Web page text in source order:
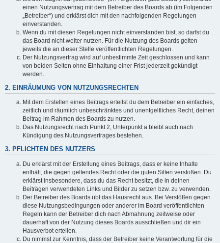
einen Nutzungsvertrag mit dem Betreiber des Boards ab (im Folgenden
„Betreiber“) und erklärst dich mit den nachfolgenden Regelungen
einverstanden.
Wenn du mit diesen Regelungen nicht einverstanden bist, so darfst du
das Board nicht weiter nutzen. Für die Nutzung des Boards gelten
jeweils die an dieser Stelle veröffentlichten Regelungen.
Der Nutzungsvertrag wird auf unbestimmte Zeit geschlossen und kann
von beiden Seiten ohne Einhaltung einer Frist jederzeit gekündigt
werden.
2. EINRÄUMUNG VON NUTZUNGSRECHTEN
Mit dem Erstellen eines Beitrags erteilst du dem Betreiber ein einfaches,
zeitlich und räumlich unbeschränktes und unentgeltliches Recht, deinen
Beitrag im Rahmen des Boards zu nutzen.
Das Nutzungsrecht nach Punkt 2, Unterpunkt a bleibt auch nach
Kündigung des Nutzungsvertrages bestehen.
3. PFLICHTEN DES NUTZERS
Du erklärst mit der Erstellung eines Beitrags, dass er keine Inhalte
enthält, die gegen geltendes Recht oder die guten Sitten verstoßen. Du
erklärst insbesondere, dass du das Recht besitzt, die in deinen
Beiträgen verwendeten Links und Bilder zu setzen bzw. zu verwenden.
Der Betreiber des Boards übt das Hausrecht aus. Bei Verstößen gegen
diese Nutzungsbedingungen oder anderer im Board veröffentlichten
Regeln kann der Betreiber dich nach Abmahnung zeitweise oder
dauerhaft von der Nutzung dieses Boards ausschließen und dir ein
Hausverbot erteilen.
Du nimmst zur Kenntnis, dass der Betreiber keine Verantwortung für die